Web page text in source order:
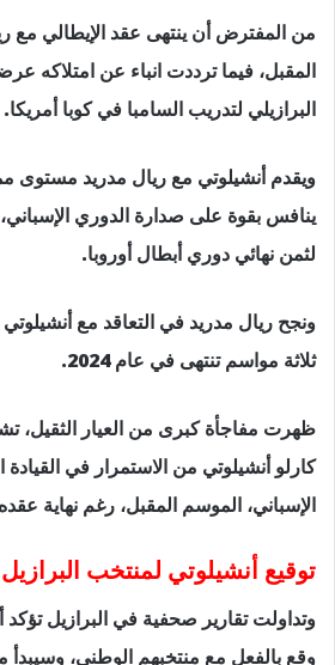
من المفترض أن ينتهى عقد الإيطالي مع
المقبل، فيما ترددت انباء عن امتلاكه
البرازيلي لتدريب السامبا في كوبا أمريكا.
ويقدم أنشيلوتي مع ريال مدريد مستوى
ينافس بقوة على صدارة الدوري
لثمن نهائي دوري أبطال أوروبا.
ثلاثة مواسم تنتهى في عام 2024.
ظهرت مفاجأة كبرى من العيار الثقيل،
كارلو أنشيلوتي من الاستمرار في القيادة
الإسباني، الموسم المقبل، رغم نهاية
توقيع أنشيلوتي لمنتخب البرازيل
وتداولت تقارير صحفية في البرازيل تؤكد
وقع بالفعل مع منتخبهم الوطني،